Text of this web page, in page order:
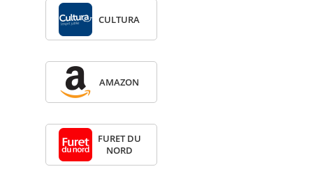
CULTURA
AMA­ZON
FURET DU
NORD